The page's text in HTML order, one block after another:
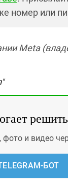
номер или
Meta
и видео
БОТ